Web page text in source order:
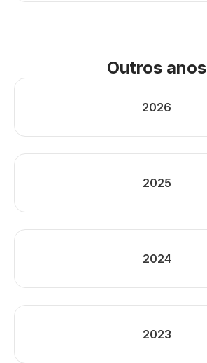
Outros anos
2026
2025
2024
2023